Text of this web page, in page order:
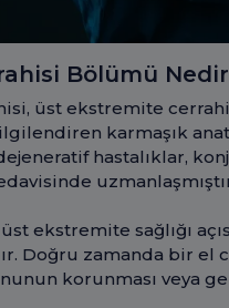
Bölümü
üst ekstremite
karmaşık
hastalıklar,
üst ekstremite sağlığı
Doğru zamanda bir el
korunması veya